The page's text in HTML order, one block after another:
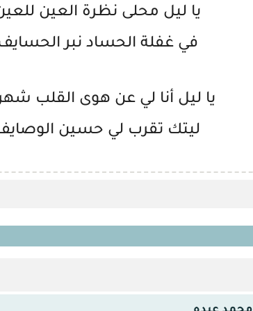
يا ليل محلى نظرة العين
في غفلة الحساد نبر
يا ليل أنا لي عن هوى القلب
ليتك تقرب لي حسين